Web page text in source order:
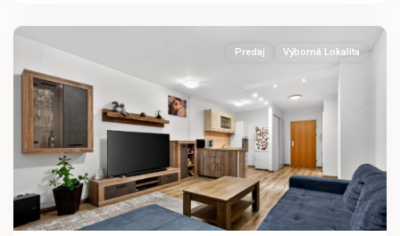
Predaj Výborná Lokalita